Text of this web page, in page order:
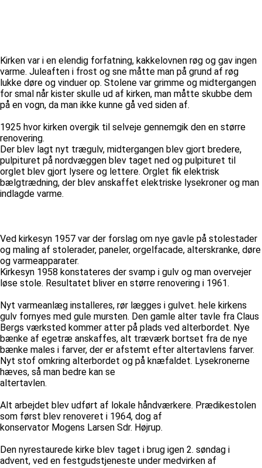
Kirken var i en elendig forfatning, kakkelovnen røg og gav ingen
varme. Juleaften i frost og sne måtte man på grund af røg
lukke døre og vinduer op. Stolene var grimme og midtergangen
for smal når kister skulle ud af kirken, man måtte skubbe dem
på en vogn, da man ikke kunne gå ved siden af.
1925 hvor kirken overgik til selveje gennemgik den en større
renovering.
Der blev lagt nyt trægulv, midtergangen blev gjort bredere,
pulpituret på nordvæggen blev taget ned og pulpituret til
orglet blev gjort lysere og lettere. Orglet fik elektrisk
bælgtrædning, der blev anskaffet elektriske lysekroner og man
indlagde varme.
Ved kirkesyn 1957 var der forslag om nye gavle på stolestader
og maling af stolerader, paneler, orgelfacade, alterskranke, døre
og varmeapparater.
Kirkesyn 1958 konstateres der svamp i gulv og man overvejer
løse stole. Resultatet bliver en større renovering i 1961.
Nyt varmeanlæg installeres, rør lægges i gulvet. hele kirkens
gulv fornyes med gule mursten. Den gamle alter tavle fra Claus
Bergs værksted kommer atter på plads ved alterbordet. Nye
bænke af egetræ anskaffes, alt træværk bortset fra de nye
bænke males i farver, der er afstemt efter altertavlens farver.
Nyt stof omkring alterbordet og på knæfaldet. Lysekronerne
hæves, så man bedre kan se
altertavlen.
Alt arbejdet blev udført af lokale håndværkere. Prædikestolen
som først blev renoveret i 1964, dog af
konservator Mogens Larsen Sdr. Højrup.
Den nyrestaurede kirke blev taget i brug igen 2. søndag i
advent, ved en festgudstjeneste under medvirken af